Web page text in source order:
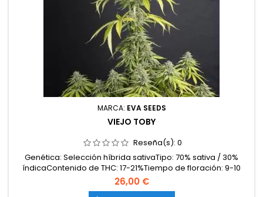
MARCA: EVA SEEDS
VIEJO TOBY
Reseña(s): 0
Genética: Selección híbrida sativaTipo: 70% sativa / 30%
índicaContenido de THC: 17-21%Tiempo de floración: 9-10
semanas en interiorProducción en interior: 500-600
g/m²Producción en exterior: 700-950 g/planta (lista a
26,00 €